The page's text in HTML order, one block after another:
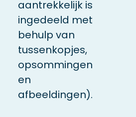
aantrekkelijk is
ingedeeld met
behulp van
tussenkopjes,
opsommingen
en
afbeeldingen).